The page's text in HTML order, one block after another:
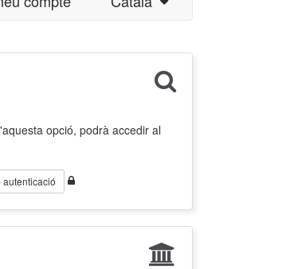
opció, podrà accedir al
autenticació